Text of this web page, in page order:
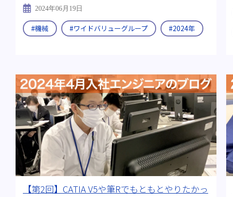
2024年06月19日
#機械 #ワイドバリューグループ #2024年
【第2回】CATIA V5や筆Rでもともとやりたかっ